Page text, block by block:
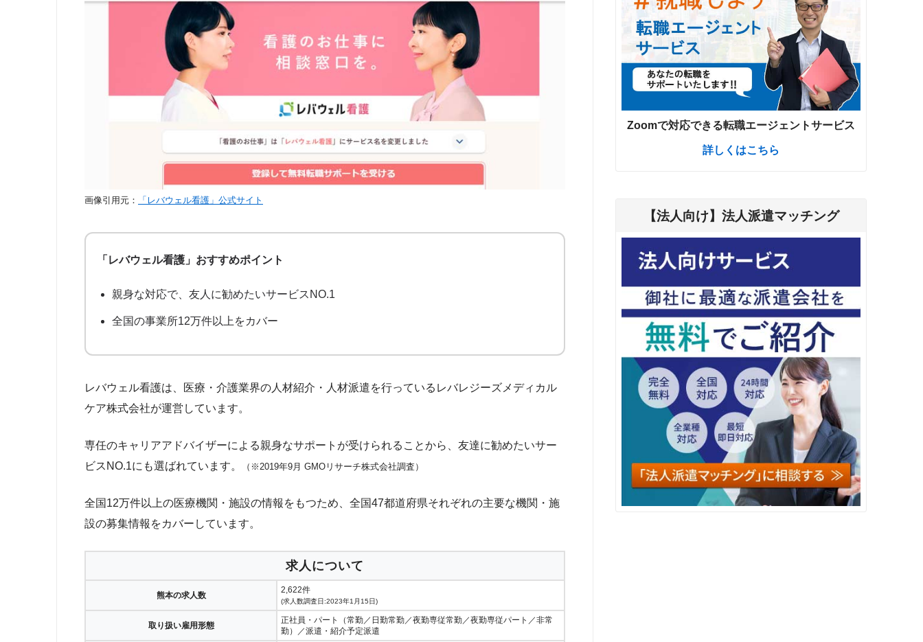
MCナースネット
スマイルナース 29
18 件中 1 から 18 まで表示
求人数ランキングの上部に記載
画像引用元： 「レバウェル看護」公式サイト
「レバウェル看護」おすすめポイント
親身な対応で、友人に勧めたいサービスNO.1
全国の事業所12万件以上をカバー
レバウェル看護は、医療・介護業界の人材紹介・人材派遣を行っているレバレジーズメディカル
ケア株式会社が運営しています。
専任のキャリアアドバイザーによる親身なサポートが受けられることから、友達に勧めたいサー
ビスNO.1にも選ばれています。
（※2019年9月 GMOリサーチ株式会社調査）
全国12万件以上の医療機関・施設の情報をもつため、全国47都道府県それぞれの主要な機関・施
設の募集情報をカバーしています。
求人について
熊本の求人数
2,622件
(求人数調査日:2023年1月15日)
取り扱い雇用形態
正社員・パート（常勤／日勤常勤／夜勤専従常勤／夜勤専従パート／非常
勤）／派遣・紹介予定派遣
Zoomで対応できる転職エージェントサービス
詳しくはこちら
【法人向け】法人派遣マッチング